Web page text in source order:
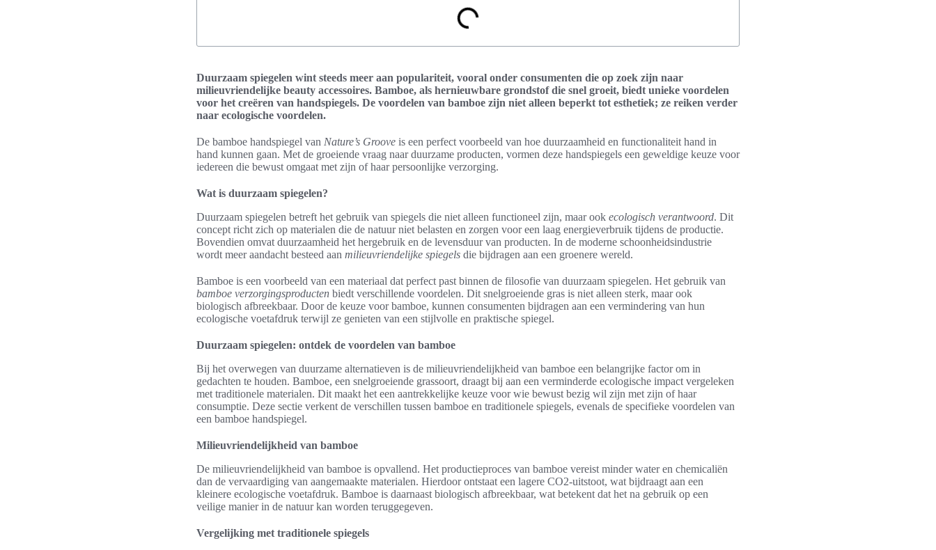
Duurzaam spiegelen wint steeds meer aan populariteit, vooral onder consumenten die op zoek zijn naar
milieuvriendelijke beauty accessoires. Bamboe, als hernieuwbare grondstof die snel groeit, biedt unieke voordelen
voor het creëren van handspiegels. De voordelen van bamboe zijn niet alleen beperkt tot esthetiek; ze reiken verder
naar ecologische voordelen.
De bamboe handspiegel van Nature’s Groove is een perfect voorbeeld van hoe duurzaamheid en functionaliteit hand in
hand kunnen gaan. Met de groeiende vraag naar duurzame producten, vormen deze handspiegels een geweldige keuze voor
iedereen die bewust omgaat met zijn of haar persoonlijke verzorging.
Wat is duurzaam spiegelen?
Duurzaam spiegelen betreft het gebruik van spiegels die niet alleen functioneel zijn, maar ook ecologisch verantwoord. Dit
concept richt zich op materialen die de natuur niet belasten en zorgen voor een laag energieverbruik tijdens de productie.
Bovendien omvat duurzaamheid het hergebruik en de levensduur van producten. In de moderne schoonheidsindustrie
wordt meer aandacht besteed aan milieuvriendelijke spiegels die bijdragen aan een groenere wereld.
Bamboe is een voorbeeld van een materiaal dat perfect past binnen de filosofie van duurzaam spiegelen. Het gebruik van
bamboe verzorgingsproducten biedt verschillende voordelen. Dit snelgroeiende gras is niet alleen sterk, maar ook
biologisch afbreekbaar. Door de keuze voor bamboe, kunnen consumenten bijdragen aan een vermindering van hun
ecologische voetafdruk terwijl ze genieten van een stijlvolle en praktische spiegel.
Duurzaam spiegelen: ontdek de voordelen van bamboe
Bij het overwegen van duurzame alternatieven is de milieuvriendelijkheid van bamboe een belangrijke factor om in
gedachten te houden. Bamboe, een snelgroeiende grassoort, draagt bij aan een verminderde ecologische impact vergeleken
met traditionele materialen. Dit maakt het een aantrekkelijke keuze voor wie bewust bezig wil zijn met zijn of haar
consumptie. Deze sectie verkent de verschillen tussen bamboe en traditionele spiegels, evenals de specifieke voordelen van
een bamboe handspiegel.
Milieuvriendelijkheid van bamboe
De milieuvriendelijkheid van bamboe is opvallend. Het productieproces van bamboe vereist minder water en chemicaliën
dan de vervaardiging van aangemaakte materialen. Hierdoor ontstaat een lagere CO2-uitstoot, wat bijdraagt aan een
kleinere ecologische voetafdruk. Bamboe is daarnaast biologisch afbreekbaar, wat betekent dat het na gebruik op een
veilige manier in de natuur kan worden teruggegeven.
Vergelijking met traditionele spiegels